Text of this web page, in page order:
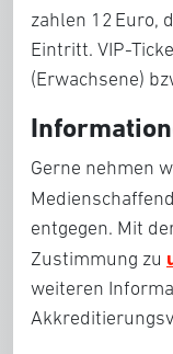
zahlen 12 Euro,
Eintritt. VIP-
(Erwachsene)
Gerne nehmen
entgegen. Mit
Zustimmung zu
weiteren